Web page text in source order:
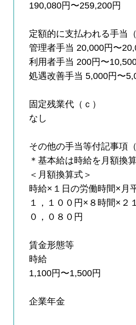
190,080円〜259,200円
定額的に支払われる手当（
管理者手当 20,000円〜
利用者手当 200円〜
処遇改善手当 5,000円〜
固定残業代（ｃ）
なし
その他の手当等付記事項（
＊基本給は時給を月額換
＜月額換算式＞
時給×１日の労働時間×月
１，１００円×８時間×２
０，０８０円
賃金形態等
時給
1,100円〜1,500円
企業年金